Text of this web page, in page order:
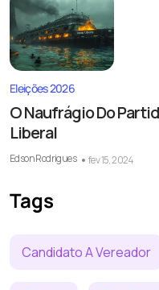
Eleições 2026
O Naufrágio Do
Liberal
Edson Rodrigues fev 15, 2024
Tags
Candidato A Vereador